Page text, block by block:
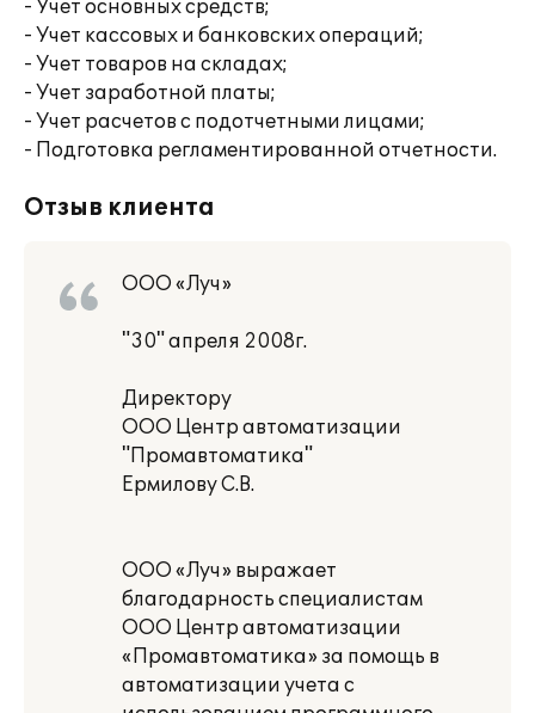
- Учет основных средств;
- Учет кассовых и банковских операций;
- Учет товаров на складах;
- Учет заработной платы;
- Учет расчетов с подотчетными лицами;
- Подготовка регламентированной отчетности.
Отзыв клиента
ООО «Луч»
"30" апреля 2008г.
Директору
ООО Центр автоматизации
"Промавтоматика"
Ермилову С.В.
ООО «Луч» выражает
благодарность специалистам
ООО Центр автоматизации
«Промавтоматика» за помощь в
автоматизации учета с